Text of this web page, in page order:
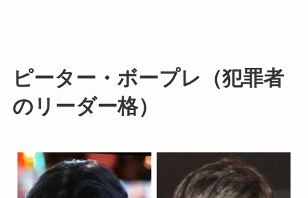
ピーター・ボープレ（犯罪者
のリーダー格）